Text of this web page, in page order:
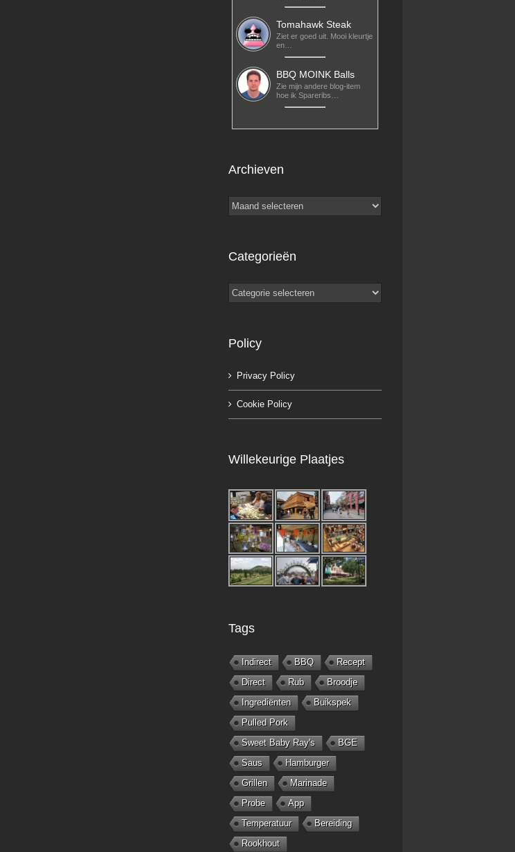
Tomahawk Steak
Ziet er goed uit. Mooi kleurtje
en…
BBQ MOINK Balls
Zie mijn andere blog-item
hoe ik Spareribs…
Archieven
Archieven
Categorieën
Categorieën
Policy
Privacy Policy
Cookie Policy
Willekeurige Plaatjes
Tags
Indirect BBQ
Recept
Direct
Rub
Broodje
Ingrediënten
Buikspek
Pulled Pork
Sweet Baby Ray's
BGE
Saus
Hamburger
Grillen
Marinade
Probe
App
Temperatuur
Bereiding
Rookhout